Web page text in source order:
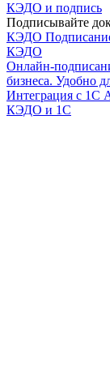
КЭДО и подпись
Подписывайте
КЭДО
КЭДО
Онлайн-
бизнеса. Удобно
Интеграция с 1С
КЭДО и 1С